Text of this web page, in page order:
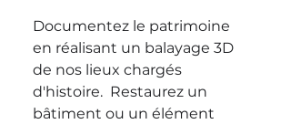
Documentez le patrimoine
en réalisant un balayage 3D
de nos lieux chargés
d'histoire. Restaurez un
bâtiment ou un élément